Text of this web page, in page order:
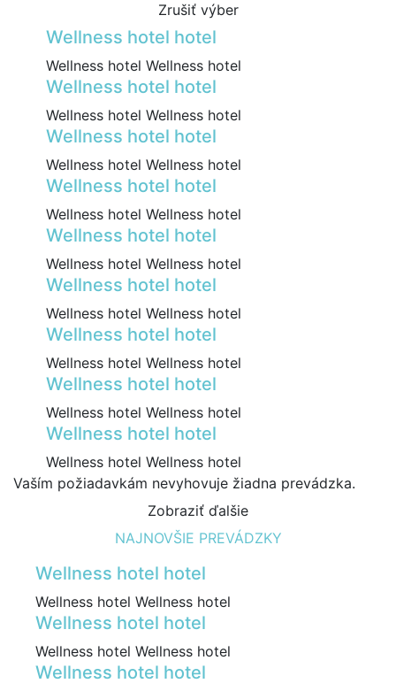
Zrušiť výber
Wellness hotel hotel
Wellness hotel Wellness hotel
Wellness hotel hotel
Wellness hotel Wellness hotel
Wellness hotel hotel
Wellness hotel Wellness hotel
Wellness hotel hotel
Wellness hotel Wellness hotel
Wellness hotel hotel
Wellness hotel Wellness hotel
Wellness hotel hotel
Wellness hotel Wellness hotel
Wellness hotel hotel
Wellness hotel Wellness hotel
Wellness hotel hotel
Wellness hotel Wellness hotel
Wellness hotel hotel
Wellness hotel Wellness hotel
Vaším požiadavkám nevyhovuje žiadna prevádzka.
Zobraziť ďalšie
NAJNOVŠIE PREVÁDZKY
Wellness hotel hotel
Wellness hotel Wellness hotel
Wellness hotel hotel
Wellness hotel Wellness hotel
Wellness hotel hotel